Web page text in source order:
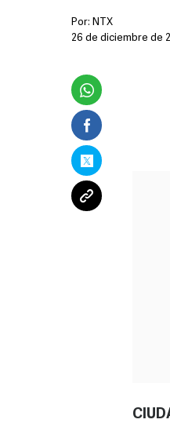
Por: NTX
26 de diciembre de